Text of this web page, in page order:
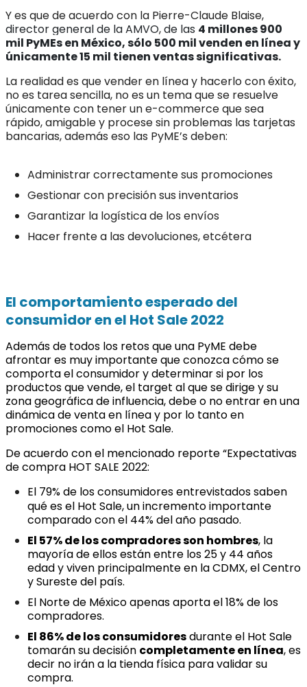
Y es que de acuerdo con la Pierre-Claude Blaise,
director general de la AMVO,de las 4 millones 900
mil PyMEs en México, sólo 500 mil venden en línea y
únicamente 15 mil tienen ventas significativas.
La realidad es que vender en línea y hacerlo con éxito,
no es tarea sencilla, no es un tema que se resuelve
únicamente con tener un e-commerce que sea
rápido, amigable y procese sin problemas las tarjetas
bancarias, además eso las PyME’s deben:
Administrar correctamente sus promociones
Gestionar con precisión sus inventarios
Garantizar la logística de los envíos
Hacer frente a las devoluciones, etcétera
El comportamiento esperado del
consumidor en el Hot Sale 2022
Además de todos los retos que una PyME debe
afrontar es muy importante que conozca cómo se
comporta el consumidor y determinar si por los
productos que vende, el target al que se dirige y su
zona geográfica de influencia, debe o no entrar en una
dinámica de venta en línea y por lo tanto en
promociones como el Hot Sale.
De acuerdo con el mencionado reporte “Expectativas
de compra HOT SALE 2022:
El 79% de los consumidores entrevistados saben
qué es el Hot Sale, un incremento importante
comparado con el 44% del año pasado.
El 57% de los compradores son hombres, la
mayoría de ellos están entre los 25 y 44 años
edad y viven principalmente en la CDMX, el Centro
y Sureste del país.
El Norte de México apenas aporta el 18% de los
compradores.
El 86% de los consumidoresdurante el Hot Sale
tomarán su decisión completamente en línea, es
decir no irán a la tienda física para validar su
compra.